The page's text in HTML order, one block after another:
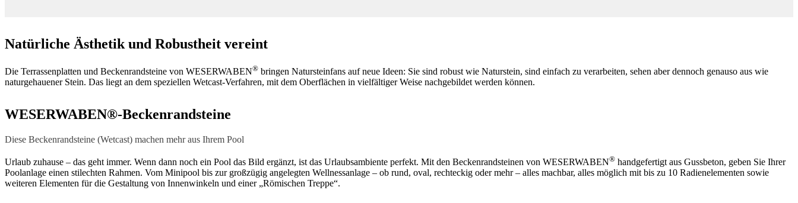
Natürliche Ästhetik und Robustheit vereint
Die Terrassenplatten und Beckenrandsteine von WESERWABEN® bringen Natursteinfans auf neue Ideen: Sie sind robust wie Naturstein, sind einfach zu verarbeiten, sehen aber dennoch genauso aus wie
naturgehauener Stein. Das liegt an dem speziellen Wetcast-Verfahren, mit dem Oberflächen in vielfältiger Weise nachgebildet werden können.
WESERWABEN®-Beckenrandsteine
Diese Beckenrandsteine (Wetcast) machen mehr aus Ihrem Pool
Urlaub zuhause – das geht immer. Wenn dann noch ein Pool das Bild ergänzt, ist das Urlaubsambiente perfekt. Mit den Beckenrandsteinen von WESERWABEN® handgefertigt aus Gussbeton, geben Sie Ihrer
Poolanlage einen stilechten Rahmen. Vom Minipool bis zur großzügig angelegten Wellnessanlage – ob rund, oval, rechteckig oder mehr – alles machbar, alles möglich mit bis zu 10 Radienelementen sowie
weiteren Elementen für die Gestaltung von Innenwinkeln und einer „Römischen Treppe“.